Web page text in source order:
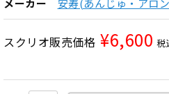
メーカー
安寿(あんじゅ・アロ
スクリオ販売価格 ¥6,600 税